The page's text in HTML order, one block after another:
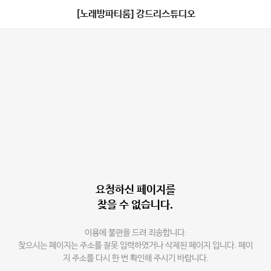
[노래방파티룸] 강드리스튜디오
요청하신 페이지를
찾을 수 없습니다.
이용에 불편을 드려 죄송합니다.
찾으시는 페이지는 주소를 잘못 입력하였거나 삭제된 페이지 입니다. 페이
지 주소를 다시 한 번 확인해 주시기 바랍니다.